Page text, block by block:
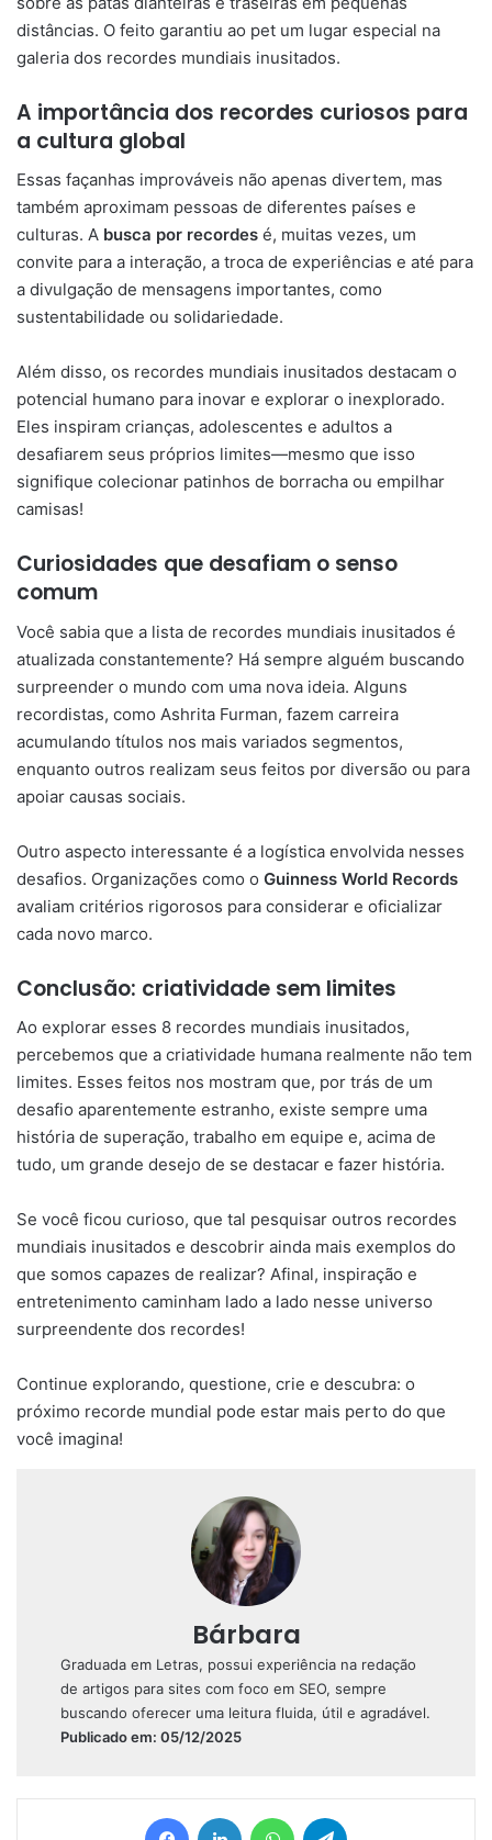
distâncias. O feito garantiu ao pet um lugar especial na
galeria dos recordes mundiais inusitados.
A importância dos recordes curiosos para
a cultura global
Essas façanhas improváveis não apenas divertem, mas
também aproximam pessoas de diferentes países e
culturas. A busca por recordes é, muitas vezes, um
convite para a interação, a troca de experiências e até para
a divulgação de mensagens importantes, como
sustentabilidade ou solidariedade.
Além disso, os recordes mundiais inusitados destacam o
potencial humano para inovar e explorar o inexplorado.
Eles inspiram crianças, adolescentes e adultos a
desafiarem seus próprios limites—mesmo que isso
signifique colecionar patinhos de borracha ou empilhar
camisas!
Curiosidades que desafiam o senso
comum
Você sabia que a lista de recordes mundiais inusitados é
atualizada constantemente? Há sempre alguém buscando
surpreender o mundo com uma nova ideia. Alguns
recordistas, como Ashrita Furman, fazem carreira
acumulando títulos nos mais variados segmentos,
enquanto outros realizam seus feitos por diversão ou para
apoiar causas sociais.
Outro aspecto interessante é a logística envolvida nesses
desafios. Organizações como o Guinness World Records
avaliam critérios rigorosos para considerar e oficializar
cada novo marco.
Conclusão: criatividade sem limites
Ao explorar esses 8 recordes mundiais inusitados,
percebemos que a criatividade humana realmente não tem
limites. Esses feitos nos mostram que, por trás de um
desafio aparentemente estranho, existe sempre uma
história de superação, trabalho em equipe e, acima de
tudo, um grande desejo de se destacar e fazer história.
Se você ficou curioso, que tal pesquisar outros recordes
mundiais inusitados e descobrir ainda mais exemplos do
que somos capazes de realizar? Afinal, inspiração e
entretenimento caminham lado a lado nesse universo
surpreendente dos recordes!
Continue explorando, questione, crie e descubra: o
próximo recorde mundial pode estar mais perto do que
você imagina!
Bárbara
Graduada em Letras, possui experiência na redação
de artigos para sites com foco em SEO, sempre
buscando oferecer uma leitura fluida, útil e agradável.
Publicado em: 05/12/2025
FacebookLinkedin WhatsApp